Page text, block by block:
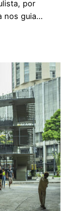
por
nos guia…